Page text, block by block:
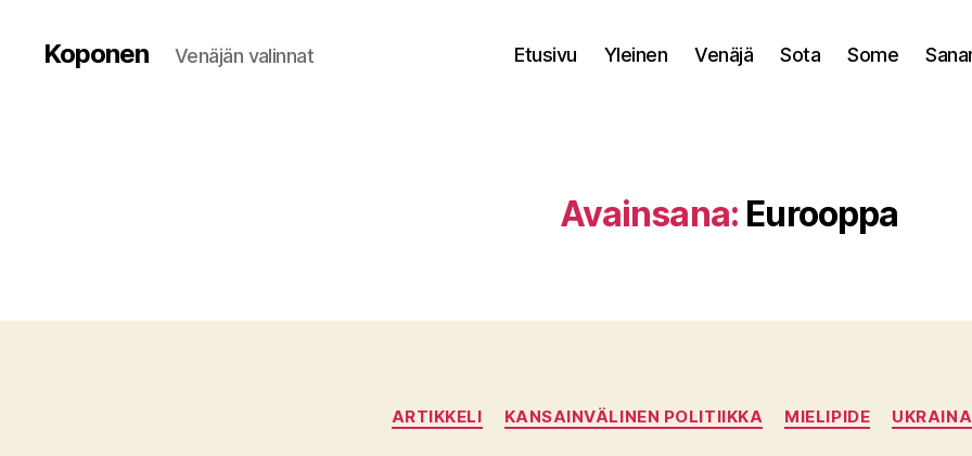
Koponen Venäjän valinnat Etusivu Yleinen Venäjä Sota Some
Avainsana: Eurooppa
Kategoriat
ARTIKKELI KANSAINVÄLINEN POLITIIKKA MIELIPIDE UKRAINA